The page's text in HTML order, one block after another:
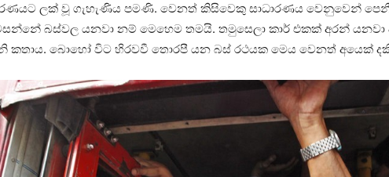
ලක් වූ ගැහැණිය පමණි. වෙනත් කිසිවෙකු සාධාරණය වෙනුවෙන්
බස්වල යනවා නම් මෙහෙම තමයි. තමුසෙලා කාර් එකක් අරන්
කතාය. බොහෝ විට හිරවවී තොරපී යන බස් රථයක මෙය වෙනත් අයෙක්